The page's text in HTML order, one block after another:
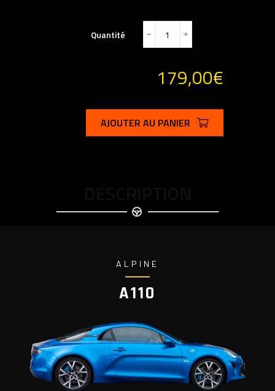
Quantité ﹣ ﹢
179,00€
AJOUTER AU PANIER
ALPINE
A110